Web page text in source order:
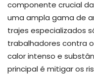
componente crucial
uma ampla gama de
trajes especializados
trabalhadores contra
calor intenso e
principal é mitigar os